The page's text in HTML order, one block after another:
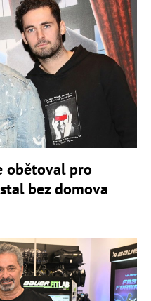
obětoval pro
bez domova